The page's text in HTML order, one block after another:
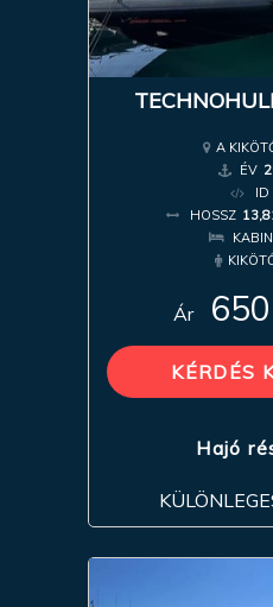
A
ÉV
ID
HOSSZ
Ár
KÉRDÉS
Hajó